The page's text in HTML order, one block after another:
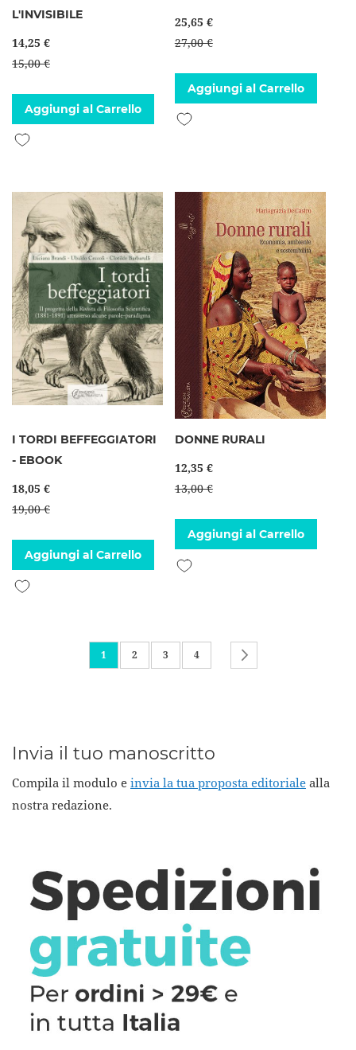
L'INVISIBILE
14,25 €
15,00 €
Aggiungi al Carrello
Aggiungi alla lista desideri
25,65 €
27,00 €
Aggiungi al Carrello
Aggiungi alla lista desideri
I TORDI BEFFEGGIATORI
- EBOOK
18,05 €
19,00 €
Aggiungi al Carrello
Aggiungi alla lista desideri
DONNE RURALI
12,35 €
13,00 €
Aggiungi al Carrello
Aggiungi alla lista desideri
Pagina
Attualmente stai leggendo la pagina
1 Pagina
2 Pagina
3 Pagina
4
Invia il tuo manoscritto
Compila il modulo e invia la tua proposta editoriale alla
nostra redazione.